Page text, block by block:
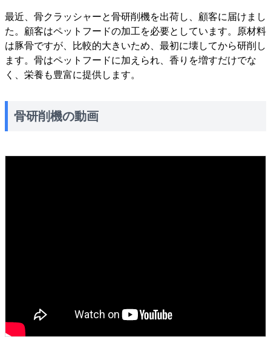
最近、骨クラッシャーと骨研削機を出荷し、顧客に届けまし
た。顧客はペットフードの加工を必要としています。原材料
は豚骨ですが、比較的大きいため、最初に壊してから研削し
ます。骨はペットフードに加えられ、香りを増すだけでな
く、栄養も豊富に提供します。
骨研削機の動画